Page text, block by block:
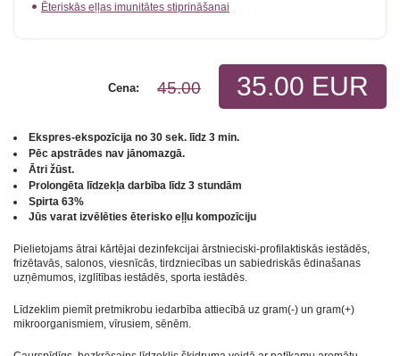
Ēteriskās eļļas imunitātes stiprināšanai
35.00 EUR
45.00
Cena:
Ekspres-ekspozīcija no 30 sek. līdz 3 min.
Pēc apstrādes nav jānomazgā.
Ātri žūst.
Prolongēta līdzekļa darbība līdz 3 stundām
Spirta 63%
Jūs varat izvēlēties ēterisko eļļu kompozīciju
Pielietojams ātrai kārtējai dezinfekcijai ārstnieciski-profilaktiskās iestādēs,
frizētavās, salonos, viesnīcās, tirdzniecības un sabiedriskās ēdinašanas
uzņēmumos, izglītības iestādēs, sporta iestādēs.
Līdzeklim piemīt pretmikrobu iedarbība attiecībā uz gram(-) un gram(+)
mikroorganismiem, vīrusiem, sēnēm.